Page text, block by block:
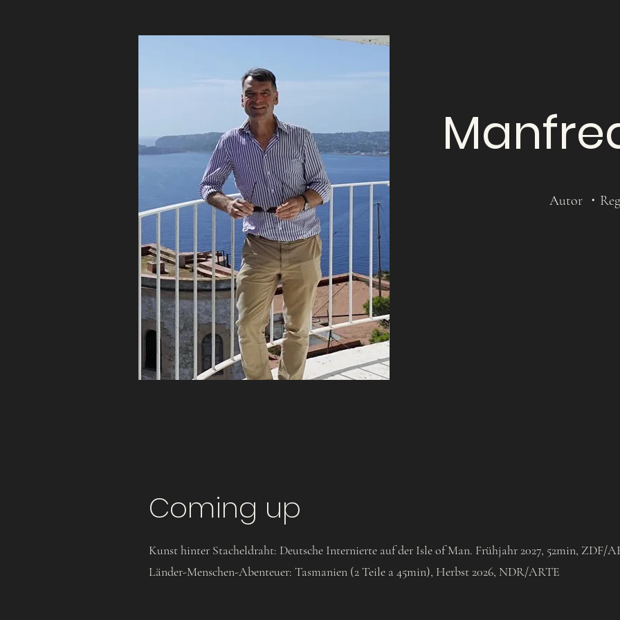
Autor ・
Coming up
Kunst hinter Stacheldraht: Deutsche Internierte auf der Isle of Man. Frühjahr 2027, 52min, ZDF/
Länder-Menschen-Abenteuer: Tasmanien (2 Teile a 45min), Herbst 2026, NDR/ARTE